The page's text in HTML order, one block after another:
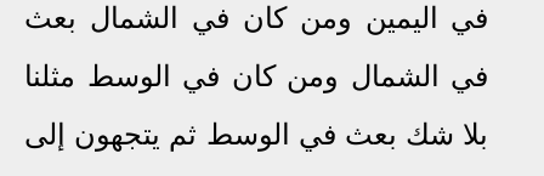
في اليمين ومن كان في الشمال بعث
في الشمال ومن كان في الوسط مثلنا
بلا شك بعث في الوسط ثم يتجهون إلى